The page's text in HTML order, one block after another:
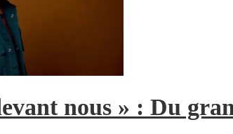
nous » : Du